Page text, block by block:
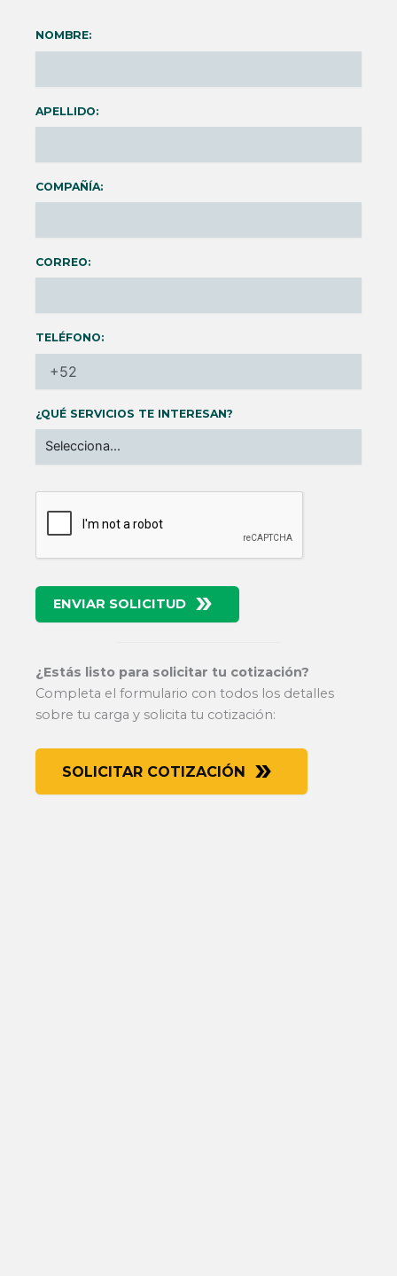
NOMBRE:
APELLIDO:
COMPAÑÍA:
CORREO:
TELÉFONO:
¿QUÉ SERVICIOS TE INTERESAN?
ENVIAR SOLICITUD
¿Estás listo para solicitar tu cotización?
Completa el formulario con todos los detalles
sobre tu carga y solicita tu cotización:
SOLICITAR COTIZACIÓN